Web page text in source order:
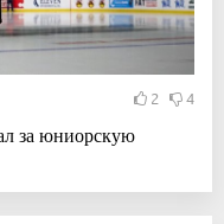
2 4
за юниорскую